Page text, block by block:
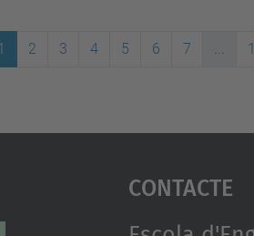
2 3 4 5 6 7 ...
Contacte